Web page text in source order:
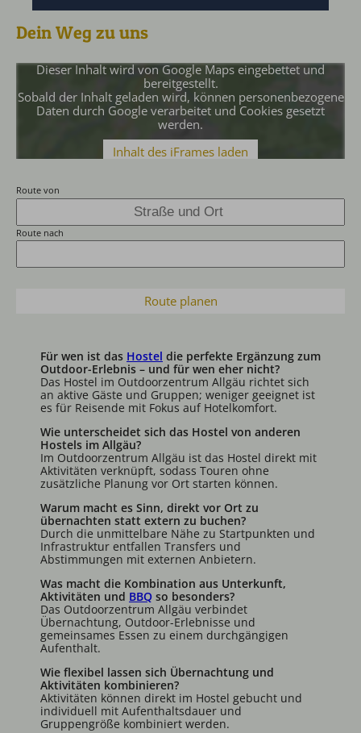
Dein Weg zu uns
Dieser Inhalt wird von Google Maps eingebettet und
bereitgestellt.
Sobald der Inhalt geladen wird, können personenbezogene
Daten durch Google verarbeitet und Cookies gesetzt
werden.
Inhalt des iFrames laden
Route von
Route nach
Route planen
Für wen ist das Hostel die perfekte Ergänzung zum
Outdoor-Erlebnis – und für wen eher nicht?
Das Hostel im Outdoorzentrum Allgäu richtet sich
an aktive Gäste und Gruppen; weniger geeignet ist
es für Reisende mit Fokus auf Hotelkomfort.
Wie unterscheidet sich das Hostel von anderen
Hostels im Allgäu?
Im Outdoorzentrum Allgäu ist das Hostel direkt mit
Aktivitäten verknüpft, sodass Touren ohne
zusätzliche Planung vor Ort starten können.
Warum macht es Sinn, direkt vor Ort zu
übernachten statt extern zu buchen?
Durch die unmittelbare Nähe zu Startpunkten und
Infrastruktur entfallen Transfers und
Abstimmungen mit externen Anbietern.
Was macht die Kombination aus Unterkunft,
Aktivitäten und BBQ so besonders?
Das Outdoorzentrum Allgäu verbindet
Übernachtung, Outdoor-Erlebnisse und
gemeinsames Essen zu einem durchgängigen
Aufenthalt.
Wie flexibel lassen sich Übernachtung und
Aktivitäten kombinieren?
Aktivitäten können direkt im Hostel gebucht und
individuell mit Aufenthaltsdauer und
Gruppengröße kombiniert werden.